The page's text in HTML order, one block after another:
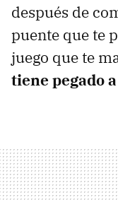
después de
puente que te
juego que te
tiene pegado